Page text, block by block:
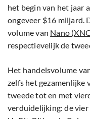
het begin van het jaar
ongeveer $16 miljard.
volume van Nano
respectievelijk de
Het handelsvolume
zelfs het gezamenlijke
tweede tot en met
verduidelijking: de